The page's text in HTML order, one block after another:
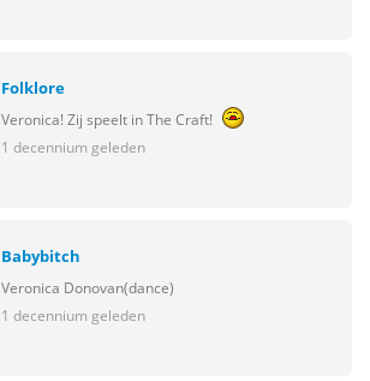
Folklore
Veronica! Zij speelt in The Craft!
1 decennium geleden
Babybitch
Veronica Donovan(dance)
1 decennium geleden